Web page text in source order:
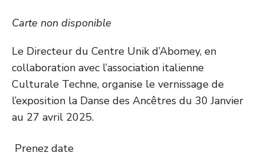
Carte non disponible
Le Directeur du Centre Unik d’Abomey, en
collaboration avec l’association italienne
Culturale Techne, organise le vernissage de
l’exposition la Danse des Ancêtres du 30 Janvier
au 27 avril 2025.
Prenez date